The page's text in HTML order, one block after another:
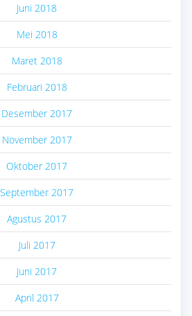
Juni 2018
Mei 2018
Maret 2018
Februari 2018
Desember 2017
November 2017
Oktober 2017
September 2017
Agustus 2017
Juli 2017
Juni 2017
April 2017